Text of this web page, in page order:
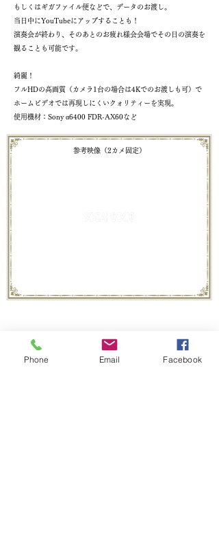
もしくはギガファイル便などで、データのお渡し。
当日中にYouTubeにアップすることも！
演奏会が終わり、そのあとのお疲れ様会会場でその日の演奏を
観ることも可能です。
綺麗！
フルHDの高画質（カメラ1台の場合は4Kでのお渡しも可）で
ホームビデオでは再現しにくいクォリティーを実現。
使用機材：Sony α6400 FDR-AX60など
録画料金
参考映像（2カメ固定）
Phone Email Facebook